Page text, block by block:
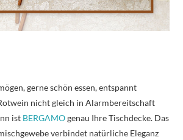
gerne schön essen, entspannt
nicht gleich in Alarmbereitschaft
ist BERGAMOgenau Ihre Tischdecke. Das
verbindet natürliche Eleganz